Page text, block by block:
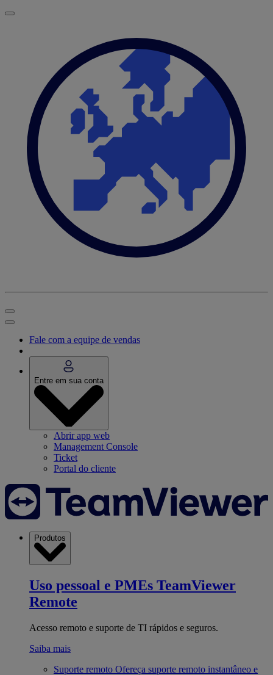
Fale com a equipe de vendas
Entre em sua conta
Abrir app web
Management Console
Ticket
Portal do cliente
Produtos
Uso pessoal e PMEs TeamViewer
Remote
Acesso remoto e suporte de TI rápidos e seguros.
Saiba mais
Suporte remoto Ofereça suporte remoto instantâneo e